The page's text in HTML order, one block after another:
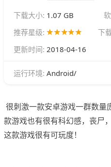
下载大小: 1.07 GB
推荐星级:
下
更新时间: 2018-04-16
运行环境: Android/
很刺激一款安卓游戏一群数量
款游戏也有很有科幻感，丧尸
这款游戏很有可玩度！